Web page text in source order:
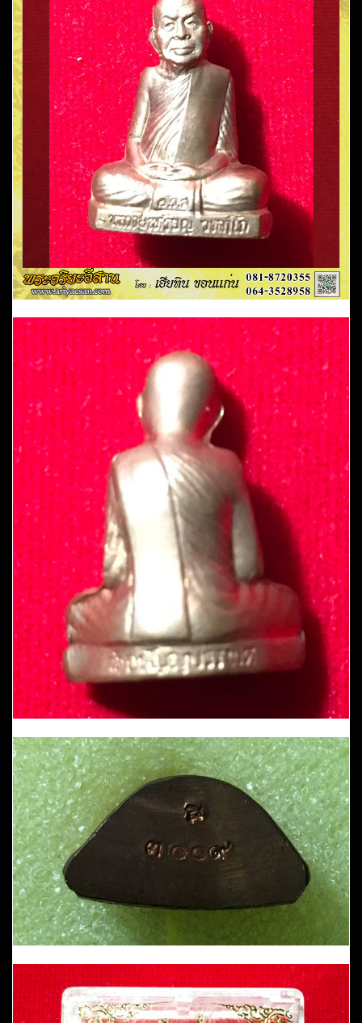
ลา
โภ
เนื้อ
ทองแดง
หมายเลข3009ปี2541
วัด
อรัญ
บรรพต
จ.หนองคาย
หมายเลข
3009
ปี
2541
เนื้อ
อัล
ปาก้
า
ชิ้น